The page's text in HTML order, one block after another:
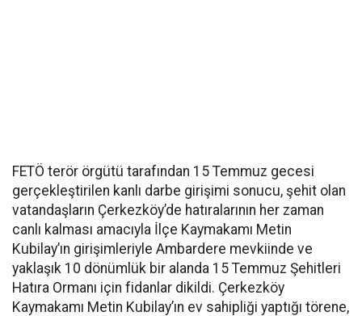
FETÖ terör örgütü tarafından 15 Temmuz gecesi
gerçekleştirilen kanlı darbe girişimi sonucu, şehit olan
vatandaşların Çerkezköy’de hatıralarının her zaman
canlı kalması amacıyla İlçe Kaymakamı Metin
Kubilay’ın girişimleriyle Ambardere mevkiinde ve
yaklaşık 10 dönümlük bir alanda 15 Temmuz Şehitleri
Hatıra Ormanı için fidanlar dikildi. Çerkezköy
Kaymakamı Metin Kubilay’ın ev sahipliği yaptığı törene,